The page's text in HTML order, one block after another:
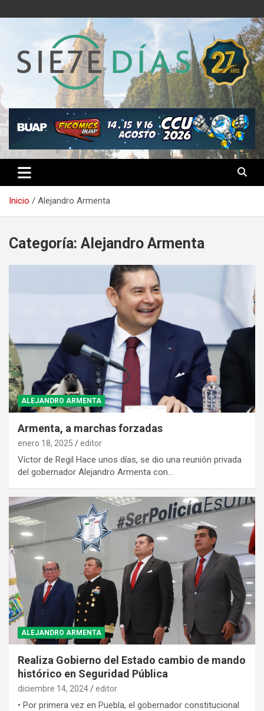
al
Semanario 7 Días
Inicio Alejandro Armenta
Categoría: Alejandro Armenta
ALEJANDRO ARMENTA
Armenta, a marchas forzadas
enero 18, 2025 editor
Víctor de Regil Hace unos días, se dio una reunión privada
del gobernador Alejandro Armenta con…
ALEJANDRO ARMENTA
Realiza Gobierno del Estado cambio de mando
histórico en Seguridad Pública
diciembre 14, 2024 editor
•⁠ ⁠Por primera vez en Puebla, el gobernador constitucional